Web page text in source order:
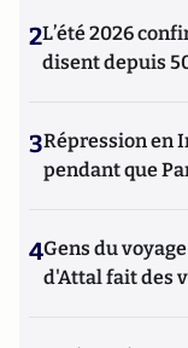
2L’été 2026
disent depuis
3Répression en
pendant que
4Gens du
d'Attal fait des